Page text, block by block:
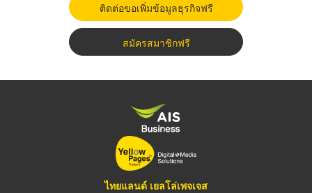
ติดต่อขอเพิ่มข้อมูลธุรกิจฟรี
สมัครสมาชิกฟรี
ไทยแลนด์ เยลโล่เพจเจส